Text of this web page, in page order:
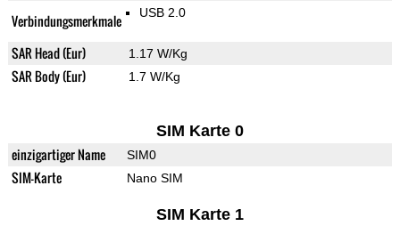
Verbindungsmerkmale USB 2.0
SAR Head (Eur) 1.17 W/Kg
SAR Body (Eur) 1.7 W/Kg
SIM Karte 0
einzigartiger Name SIM0
SIM-Karte Nano SIM
SIM Karte 1